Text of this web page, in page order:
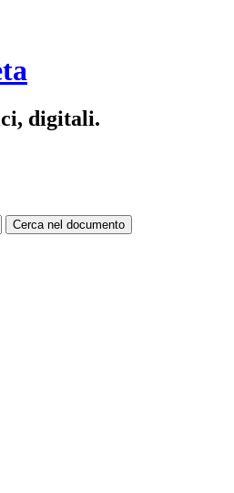
digitali.
Cerca nel documento